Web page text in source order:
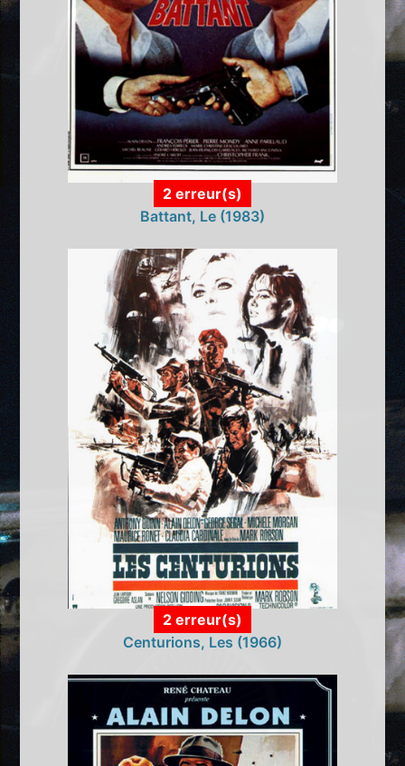
2 erreur(s)
Battant, Le (1983)
2 erreur(s)
Centurions, Les (1966)